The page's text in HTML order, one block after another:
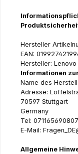
Hersteller
EAN:
Hersteller: Lenovo
Informationen
Name des
Adresse:
70597 Stuttgart
Germany
Tel: 071165690807
E-Mail:
Allgemeine